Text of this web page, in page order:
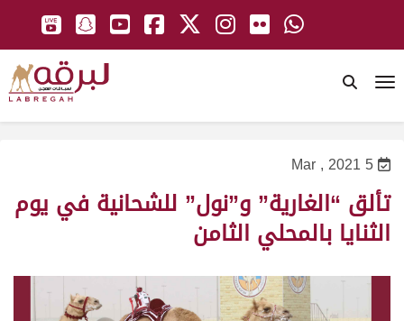
5 Mar , 2021
تألق “الغارية” و”نول” للشحانية في يوم
الثنايا بالمحلي الثامن